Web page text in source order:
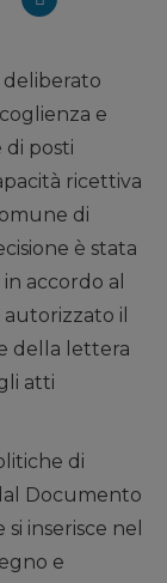
deliberato
e
di posti
ricettiva
di
è stata
accordo al
il
della lettera
atti
di
Documento
inserisce nel
e